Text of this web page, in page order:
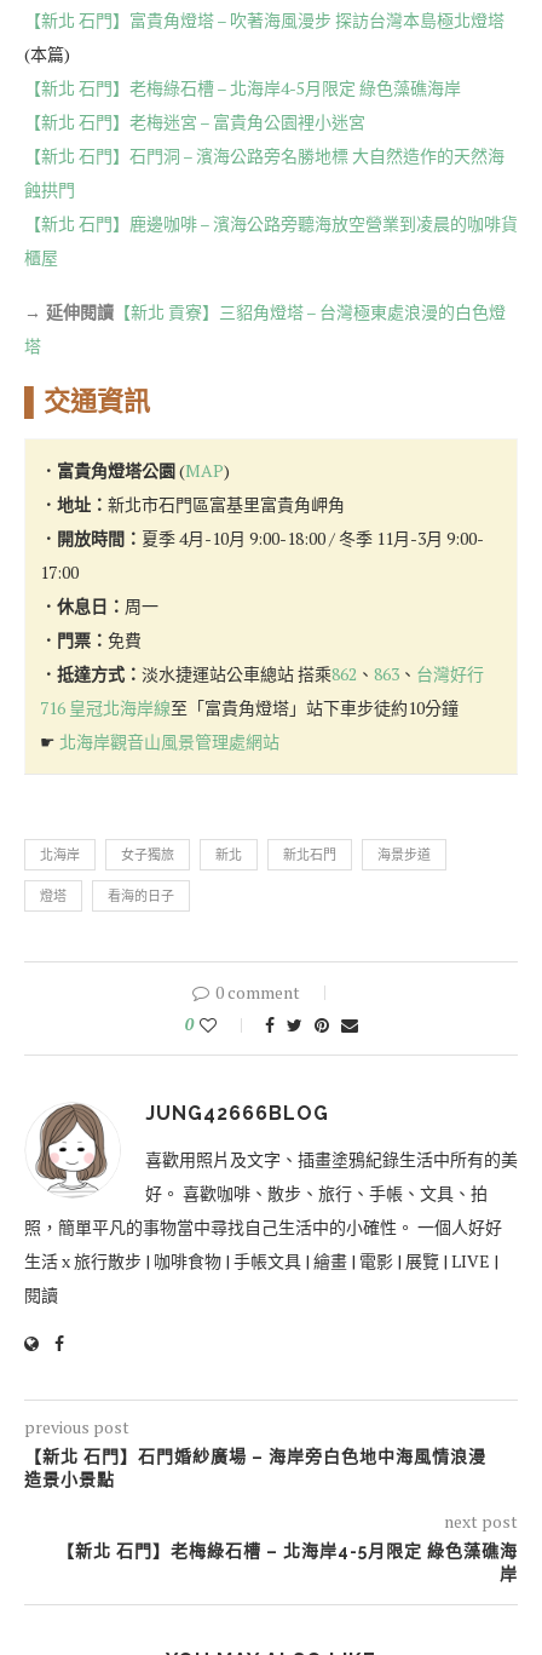
【新北 石門】富貴角燈塔 – 吹著海風漫步 探訪台灣本島極北燈塔
(本篇)
【新北 石門】老梅綠石槽 – 北海岸4-5月限定 綠色藻礁海岸
【新北 石門】老梅迷宮 – 富貴角公園裡小迷宮
【新北 石門】石門洞 – 濱海公路旁名勝地標 大自然造作的天然海
蝕拱門
【新北 石門】鹿邊咖啡 – 濱海公路旁聽海放空營業到凌晨的咖啡貨
櫃屋
→ 延伸閱讀 【新北 貢寮】三貂角燈塔 – 台灣極東處浪漫的白色燈
塔
▌交通資訊
．富貴角燈塔公園(MAP)
．地址： 新北市石門區富基里富貴角岬角
．開放時間： 夏季 4月-10月 9:00-18:00 / 冬季 11月-3月 9:00-
17:00
．休息日： 周一
．門票： 免費
．抵達方式： 淡水捷運站公車總站 搭乘862 、 863 、 台灣好行
716 皇冠北海岸線至「富貴角燈塔」站下車步徒約10分鐘
☛ 北海岸觀音山風景管理處網站
北海岸 女子獨旅 新北 新北石門 海景步道
燈塔 看海的日子
0 comment
0
JUNG42666BLOG
喜歡用照片及文字、插畫塗鴉紀錄生活中所有的美
好。 喜歡咖啡、散步、旅行、手帳、文具、拍
照，簡單平凡的事物當中尋找自己生活中的小確性。 一個人好好
生活 x 旅行散步 | 咖啡食物 | 手帳文具 | 繪畫 | 電影 | 展覽 | LIVE |
閱讀
previous post
【新北 石門】石門婚紗廣場 – 海岸旁白色地中海風情浪漫
造景小景點
next post
【新北 石門】老梅綠石槽 – 北海岸4-5月限定 綠色藻礁海
岸